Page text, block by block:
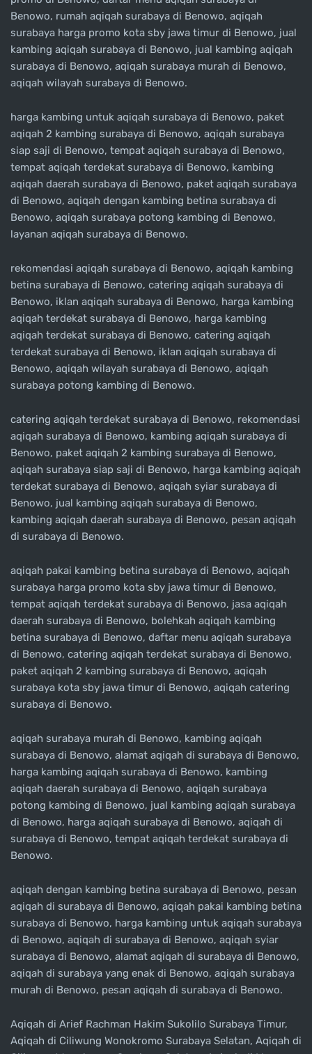
Benowo, rumah aqiqah surabaya di Benowo, aqiqah
surabaya harga promo kota sby jawa timur di Benowo, jual
kambing aqiqah surabaya di Benowo, jual kambing aqiqah
surabaya di Benowo, aqiqah surabaya murah di Benowo,
aqiqah wilayah surabaya di Benowo.
harga kambing untuk aqiqah surabaya di Benowo, paket
aqiqah 2 kambing surabaya di Benowo, aqiqah surabaya
siap saji di Benowo, tempat aqiqah surabaya di Benowo,
tempat aqiqah terdekat surabaya di Benowo, kambing
aqiqah daerah surabaya di Benowo, paket aqiqah surabaya
di Benowo, aqiqah dengan kambing betina surabaya di
Benowo, aqiqah surabaya potong kambing di Benowo,
layanan aqiqah surabaya di Benowo.
rekomendasi aqiqah surabaya di Benowo, aqiqah kambing
betina surabaya di Benowo, catering aqiqah surabaya di
Benowo, iklan aqiqah surabaya di Benowo, harga kambing
aqiqah terdekat surabaya di Benowo, harga kambing
aqiqah terdekat surabaya di Benowo, catering aqiqah
terdekat surabaya di Benowo, iklan aqiqah surabaya di
Benowo, aqiqah wilayah surabaya di Benowo, aqiqah
surabaya potong kambing di Benowo.
catering aqiqah terdekat surabaya di Benowo, rekomendasi
aqiqah surabaya di Benowo, kambing aqiqah surabaya di
Benowo, paket aqiqah 2 kambing surabaya di Benowo,
aqiqah surabaya siap saji di Benowo, harga kambing aqiqah
terdekat surabaya di Benowo, aqiqah syiar surabaya di
Benowo, jual kambing aqiqah surabaya di Benowo,
kambing aqiqah daerah surabaya di Benowo, pesan aqiqah
di surabaya di Benowo.
aqiqah pakai kambing betina surabaya di Benowo, aqiqah
surabaya harga promo kota sby jawa timur di Benowo,
tempat aqiqah terdekat surabaya di Benowo, jasa aqiqah
daerah surabaya di Benowo, bolehkah aqiqah kambing
betina surabaya di Benowo, daftar menu aqiqah surabaya
di Benowo, catering aqiqah terdekat surabaya di Benowo,
paket aqiqah 2 kambing surabaya di Benowo, aqiqah
surabaya kota sby jawa timur di Benowo, aqiqah catering
surabaya di Benowo.
aqiqah surabaya murah di Benowo, kambing aqiqah
surabaya di Benowo, alamat aqiqah di surabaya di Benowo,
harga kambing aqiqah surabaya di Benowo, kambing
aqiqah daerah surabaya di Benowo, aqiqah surabaya
potong kambing di Benowo, jual kambing aqiqah surabaya
di Benowo, harga aqiqah surabaya di Benowo, aqiqah di
surabaya di Benowo, tempat aqiqah terdekat surabaya di
Benowo.
aqiqah dengan kambing betina surabaya di Benowo, pesan
aqiqah di surabaya di Benowo, aqiqah pakai kambing betina
surabaya di Benowo, harga kambing untuk aqiqah surabaya
di Benowo, aqiqah di surabaya di Benowo, aqiqah syiar
surabaya di Benowo, alamat aqiqah di surabaya di Benowo,
aqiqah di surabaya yang enak di Benowo, aqiqah surabaya
murah di Benowo, pesan aqiqah di surabaya di Benowo.
Aqiqah di Arief Rachman Hakim Sukolilo Surabaya Timur,
Aqiqah di Ciliwung Wonokromo Surabaya Selatan, Aqiqah di